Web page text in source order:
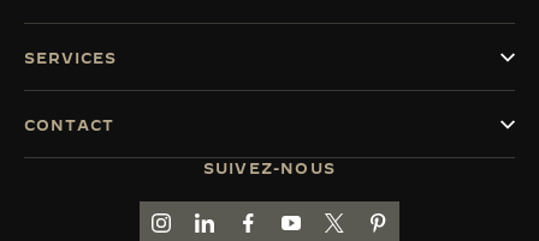
SUIVEZ-NOUS
ACCÉDER À LA PAGE INSTAGRAM DE
ACCÉDER À LA PAGE LINKEDIN DE
ALLER SUR LA PAGE JAEGER-
ACCÉDER À LA PAGE
ALLER SUR LA PAGE
ALLER SUR LA
SERVICES
CONTACT